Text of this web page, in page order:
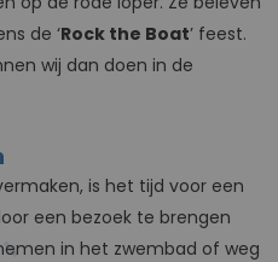
de ‘Rock the Boat’ feest.
wij dan doen in de
is het tijd voor een
een bezoek te brengen
in het zwembad of weg